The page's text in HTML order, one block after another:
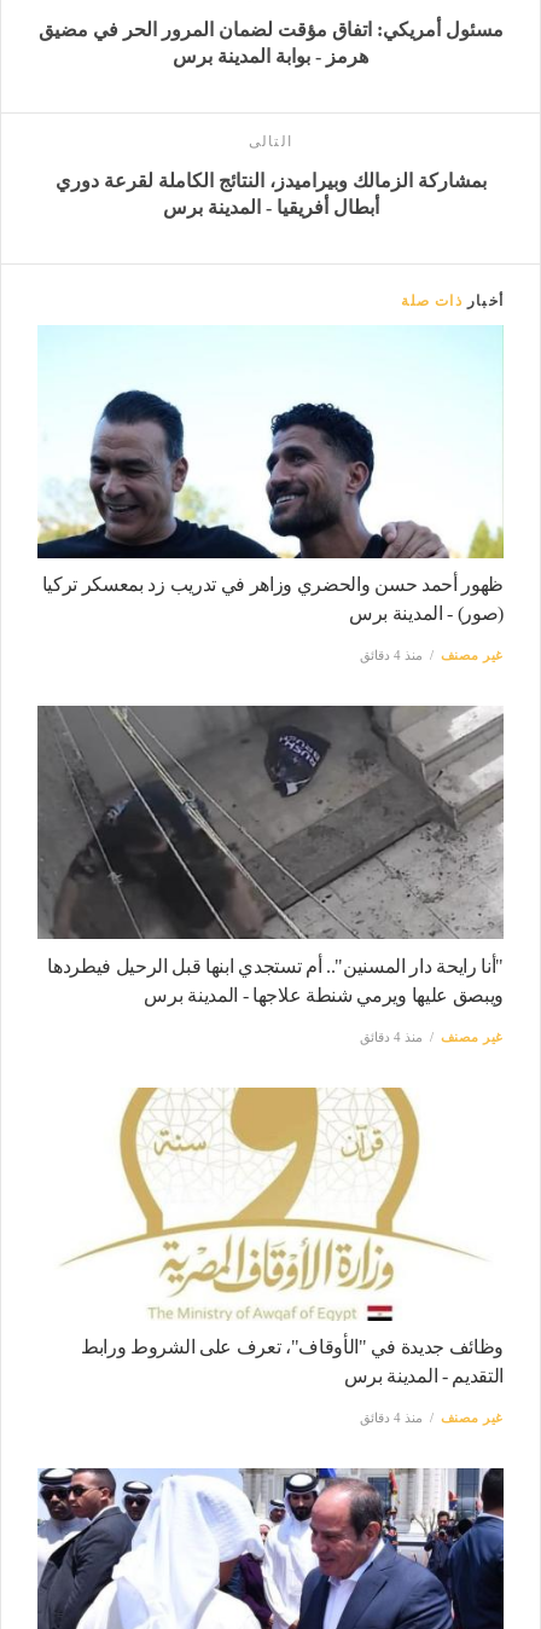
مسئول أمريكي: اتفاق مؤقت لضمان المرور الحر في مضيق
هرمز - بوابة المدينة برس
التالى
بمشاركة الزمالك وبيراميدز، النتائج الكاملة لقرعة دوري
أبطال أفريقيا - المدينة برس
أخبار ذات صلة
ظهور أحمد حسن والحضري وزاهر في تدريب زد بمعسكر تركيا
(صور) - المدينة برس
غير مصنف منذ 4 دقائق
"أنا رايحة دار المسنين".. أم تستجدي ابنها قبل الرحيل فيطردها
ويبصق عليها ويرمي شنطة علاجها - المدينة برس
غير مصنف منذ 4 دقائق
وظائف جديدة في "الأوقاف"، تعرف على الشروط ورابط
التقديم - المدينة برس
غير مصنف منذ 4 دقائق